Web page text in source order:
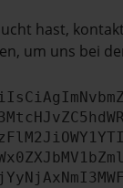
hast,
um uns bei